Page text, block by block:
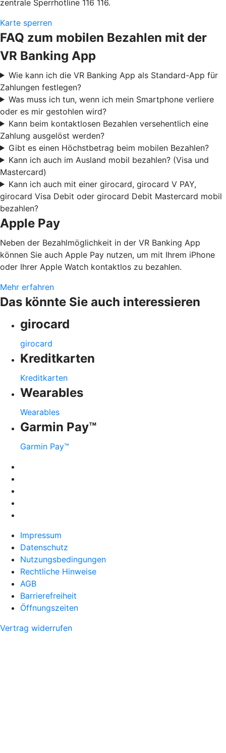
zentrale Sperrhotline 116 116.
Karte sperren
FAQ zum mobilen Bezahlen mit der
VR Banking App
Wie kann ich die VR Banking App als Standard-App für
Zahlungen festlegen?
Was muss ich tun, wenn ich mein Smartphone verliere
oder es mir gestohlen wird?
Kann beim kontaktlosen Bezahlen versehentlich eine
Zahlung ausgelöst werden?
Gibt es einen Höchstbetrag beim mobilen Bezahlen?
Kann ich auch im Ausland mobil bezahlen? (Visa und
Mastercard)
Kann ich auch mit einer girocard, girocard V PAY,
girocard Visa Debit oder girocard Debit Mastercard mobil
bezahlen?
Apple Pay
Neben der Bezahlmöglichkeit in der VR Banking App
können Sie auch Apple Pay nutzen, um mit Ihrem iPhone
oder Ihrer Apple Watch kontaktlos zu bezahlen.
Mehr erfahren
Das könnte Sie auch interessieren
girocard
girocard
Kreditkarten
Kreditkarten
Wearables
Wearables
Garmin Pay™
Garmin Pay™
Impressum
Datenschutz
Nutzungsbedingungen
Rechtliche Hinweise
AGB
Barrierefreiheit
Öffnungszeiten
Vertrag widerrufen